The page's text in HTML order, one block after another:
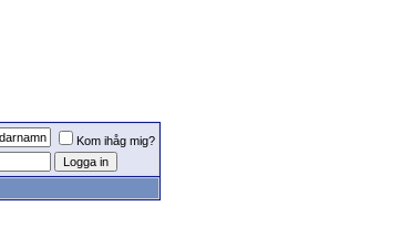
Kom ihåg mig?